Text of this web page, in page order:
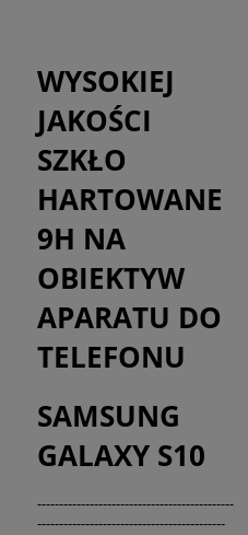
WYSOKIEJ
JAKOŚCI
SZKŁO
HARTOWANE
9H NA
OBIEKTYW
APARATU DO
TELEFONU
SAMSUNG
GALAXY S10
---------------------------------------------
-------------------------------------------